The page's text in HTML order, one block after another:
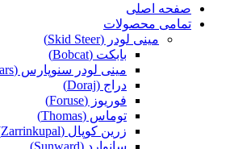
صفحه اصلی
تمامی محصولات
مینی لودر (Skid Steer)
بابکت (Bobcat)
مینی لودر سنوپارس (Snowpars)
دراج (Doraj)
فوریوز (Foruse)
توماس (Thomas)
زرین کوپال (Zarrinkupal)
سانوارد (Sunward)